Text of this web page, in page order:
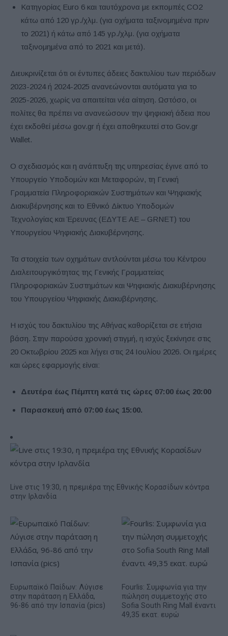
Κατηγορίας Euro 6 και ταυτόχρονα με εκπομπές CO2
κάτω από 120 γρ./χλμ. (για οχήματα ταξινομημένα πριν
το 2021) ή κάτω από 145 γρ./χλμ. (για οχήματα
ταξινομημένα από το 2021 και μετά).
Διευκρινίζεται ότι οι έντυπες άδειες δακτυλίου των περιόδων
2023-2024 ή 2024-2025 ανανεώνονται αυτόματα για το
2025-2026, χωρίς να απαιτείται νέα αίτηση. Ωστόσο, οι
πολίτες θα πρέπει να ανανεώσουν την ψηφιακή άδεια που
έχει εκδοθεί μέσω gov.gr ή έχει αποθηκευτεί στο Gov.gr
Wallet.
Ο σχεδιασμός και η ανάπτυξη της υπηρεσίας έγινε από το
Υπουργείο Υποδομών και Μεταφορών, τη Γενική
Γραμματεία Πληροφοριακών Συστημάτων και Ψηφιακής
Διακυβέρνησης και το Εθνικό Δίκτυο Υποδομών
Τεχνολογίας και Έρευνας (ΕΔΥΤΕ ΑΕ – GRNET) του
Υπουργείου Ψηφιακής Διακυβέρνησης.
Τα στοιχεία των οχημάτων αντλούνται μέσω του Κέντρου
Διαλειτουργικότητας της Γενικής Γραμματείας
Πληροφοριακών Συστημάτων και Ψηφιακής Διακυβέρνησης
του Υπουργείου Ψηφιακής Διακυβέρνησης.
Η ισχύς του δακτυλίου της Αθήνας καθορίζεται σε ετήσια
βάση. Στην παρούσα χρονική στιγμή, η ισχύς ξεκίνησε στις
20 Οκτωβρίου 2025 και λήγει στις 24 Ιουλίου 2026. Οι ημέρες
και ώρες εφαρμογής είναι:
Δευτέρα έως Πέμπτη κατά τις ώρες 07:00 έως 20:00
Παρασκευή από 07:00 έως 15:00.
Live στις 19:30, η πρεμιέρα της Εθνικής Κορασίδων κόντρα
στην Ιρλανδία
Ευρωπαϊκό Παίδων: Λύγισε
στην παράταση η Ελλάδα,
96-86 από την Ισπανία (pics)
Fourlis: Συμφωνία για την
πώληση συμμετοχής στο
Sofia South Ring Mall έναντι
49,35 εκατ. ευρώ